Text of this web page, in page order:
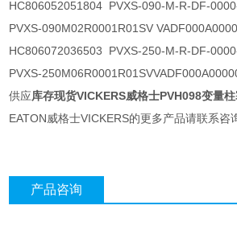
HC806052051804 PVXS-090-M-R-DF-
PVXS-090M02R0001R01SV
HC806072036503 PVXS-250-M-R-DF-
PVXS-
供应库存现货VICKERS威格士PVH098变量
EATON威格士VICKERS的更多产品请联系咨
产品咨询